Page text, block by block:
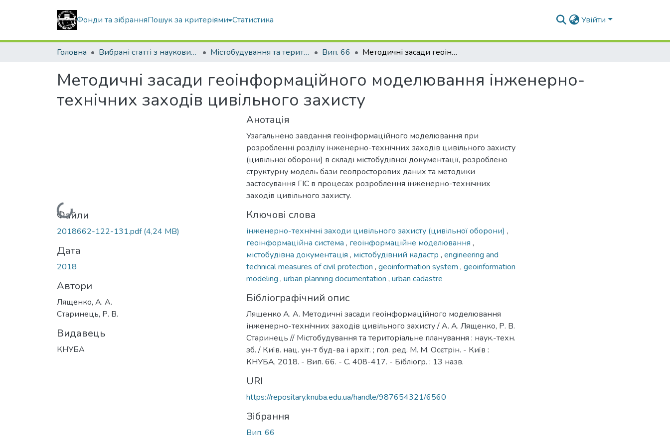
Фонди та зібранняПошук за критеріями Статистика Увійти
Головна Вибрані статті з наукових збірників КНУБА Містобудування та територіальне планування Вип. 66 Методичні засади геоінформаційного моделювання інженерно-технічних заходів цивільного захисту
Методичні засади геоінформаційного моделювання інженерно-
технічних заходів цивільного захисту
Вантажиться...
Файли
2018662-122-131.pdf(4,24 MB)
Дата
2018
Автори
Лященко, А. А.
Старинець, Р. В.
Видавець
КНУБА
Анотація
Узагальнено завдання геоінформаційного моделювання при
розробленні розділу інженерно-технічних заходів цивільного захисту
(цивільної оборони) в складі містобудівної документації, розроблено
структурну модель бази геопросторових даних та методики
застосування ГІС в процесах розроблення інженерно-технічних
заходів цивільного захисту.
Ключові слова
інженерно-технічні заходи цивільного захисту (цивільної оборони) ,
геоінформаційна система , геоінформаційне моделювання ,
містобудівна документація , містобудівний кадастр , engineering and
technical measures of civil protection , geoinformation system , geoinformation
modeling , urban planning documentation , urban cadastre
Бібліографічний опис
Лященко А. А. Методичні засади геоінформаційного моделювання
інженерно-технічних заходів цивільного захисту / А. А. Лященко, Р. В.
Старинець // Містобудування та територіальне планування : наук.-техн.
зб. / Київ. нац. ун-т буд-ва і архіт. ; гол. ред. М. М. Осєтрін. - Київ :
КНУБА, 2018. - Вип. 66. - С. 408-417. - Бібліогр. : 13 назв.
URI
https://repositary.knuba.edu.ua/handle/987654321/6560
Зібрання
Вип. 66